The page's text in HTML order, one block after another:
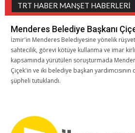
TRT HABER MANŞET HABERLERI
Menderes Belediye Başkanı
İzmir'in Menderes Belediyesine yönelik
sahtecilik, görevi kötüye kullanma ve imar
kapsamında yürütülen soruşturmada
Çiçek'in ve iki belediye başkan
şüpheli tutuklandı.